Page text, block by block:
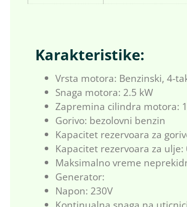
Karakteristike:
Vrsta motora: Benzinski, 4-
Snaga motora: 2.5 kW
Zapremina cilindra motora:
Gorivo: bezolovni benzin
Kapacitet rezervoara za
Kapacitet rezervoara za ulje:
Maksimalno vreme
Generator:
Napon: 230V